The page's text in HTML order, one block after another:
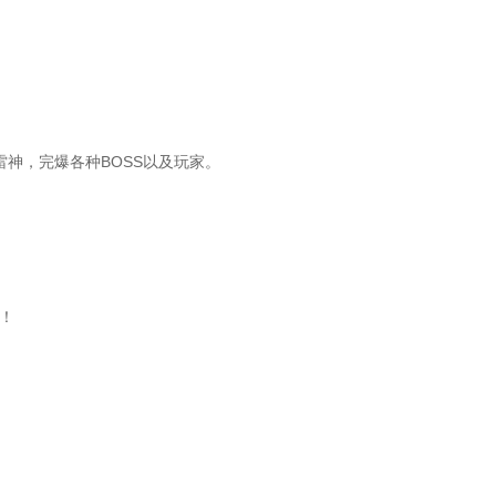
，完爆各种BOSS以及玩家。